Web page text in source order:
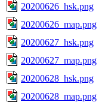
20200626_hsk.png
20200626_map.png
20200627_hsk.png
20200627_map.png
20200628_hsk.png
20200628_map.png